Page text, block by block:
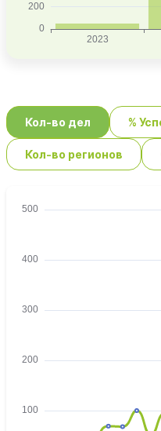
Кол-во дел %
Кол-во регионов